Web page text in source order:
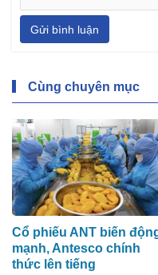
Gửi bình luận
Cùng chuyên mục
Cổ phiếu ANT biến
mạnh, Antesco chính
thức lên tiếng